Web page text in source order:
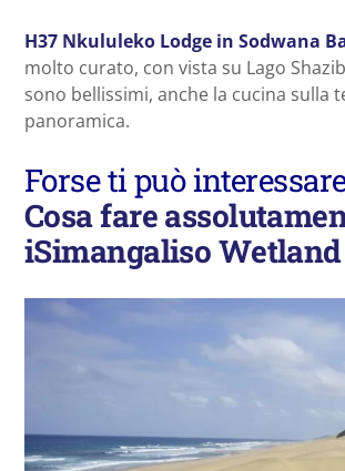
H37 Nkululeko Lodge in Sodwana
molto curato, con vista su Lago
sono bellissimi, anche la cucina sulla
panoramica.
Forse ti può
Cosa fare
iSimangaliso